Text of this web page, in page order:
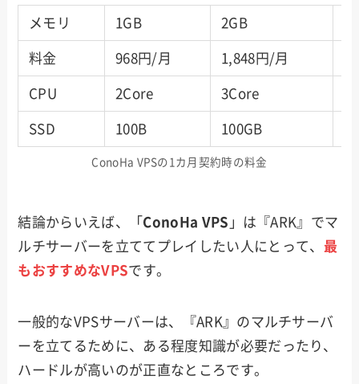
メモリ 1GB 2GB
料金 968円/月 1,848円/月
CPU 2Core 3Core
SSD 100B 100GB
ConoHa VPSの1カ月契約時の料金
結論からいえば、「 ConoHa VPS 」は『ARK』でマ
ルチサーバーを立ててプレイしたい人にとって、 最
もおすすめなVPSです。
一般的なVPSサーバーは、『ARK』のマルチサーバ
ーを立てるために、ある程度知識が必要だったり、
ハードルが高いのが正直なところです。